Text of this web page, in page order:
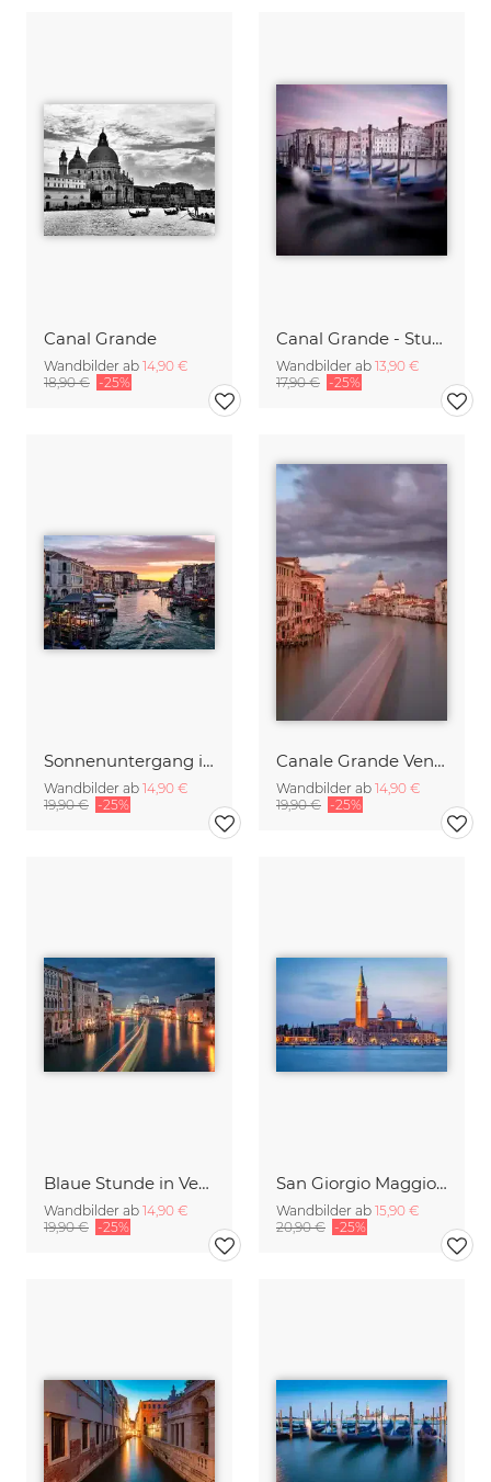
Canal Grande
Wandbilder ab 14,90 €
18,90 € -25%
Canal Grande - Study 8
Wandbilder ab 13,90 €
17,90 € -25%
Sonnenuntergang in Venedig
Wandbilder ab 14,90 €
19,90 € -25%
Canale Grande Venedig
Wandbilder ab 14,90 €
19,90 € -25%
Blaue Stunde in Venedig
Wandbilder ab 14,90 €
19,90 € -25%
San Giorgio Maggiore an einem Sommerabend
Wandbilder ab 15,90 €
20,90 € -25%